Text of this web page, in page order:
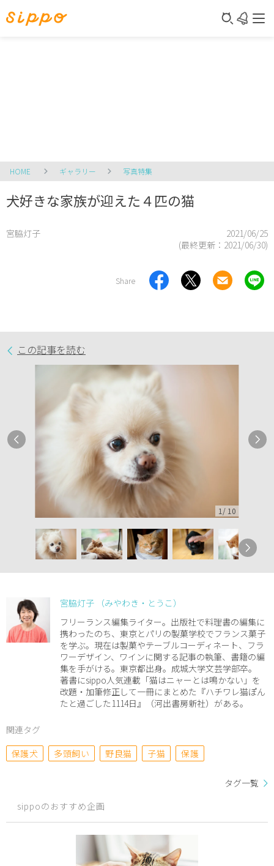
HOME ギャラリー 写真特集
犬好きな家族が迎えた４匹の猫
宮脇灯子
2021/06/25
(最終更新： 2021/06/30)
Share
この記事を読む
1 / 10
宮脇灯子 （みやわき・とうこ）
フリーランス編集ライター。出版社で料理書の編集に
携わったのち、東京とパリの製菓学校でフランス菓子
を学ぶ。現在は製菓やテーブルコーディネート、フラ
ワーデザイン、ワインに関する記事の執筆、書籍の編
集を手がける。東京都出身。成城大学文芸学部卒。
著書にsippo人気連載「猫はニャーとは鳴かない」を
改題・加筆修正して一冊にまとめた『ハチワレ猫ぽん
たと過ごした1114日』（河出書房新社）がある。
関連タグ
保護犬
多頭飼い 野良猫 子猫 保護
タグ一覧
sippoのおすすめ企画